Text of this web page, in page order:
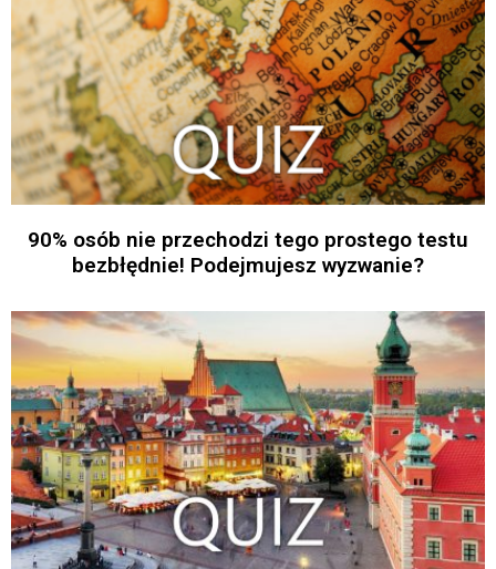
90% osób nie przechodzi tego prostego testu
bezbłędnie! Podejmujesz wyzwanie?